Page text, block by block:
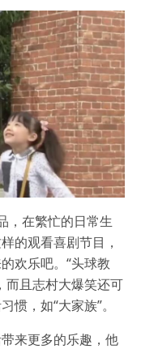
，在繁忙的日常生
的观看喜剧节目，
欢乐吧。“头球教
而且志村大爆笑还可
惯，如“大家族”。
来更多的乐趣，他